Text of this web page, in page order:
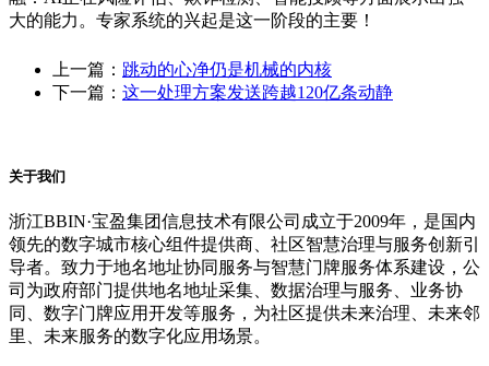
大的能力。专家系统的兴起是这一阶段的主要！
上一篇： 跳动的心净仍是机械的内核
下一篇： 这一处理方案发送跨越120亿条动静
关于我们
浙江BBIN·宝盈集团信息技术有限公司成立于2009年，是国内
领先的数字城市核心组件提供商、社区智慧治理与服务创新引
导者。致力于地名地址协同服务与智慧门牌服务体系建设，公
司为政府部门提供地名地址采集、数据治理与服务、业务协
同、数字门牌应用开发等服务，为社区提供未来治理、未来邻
里、未来服务的数字化应用场景。